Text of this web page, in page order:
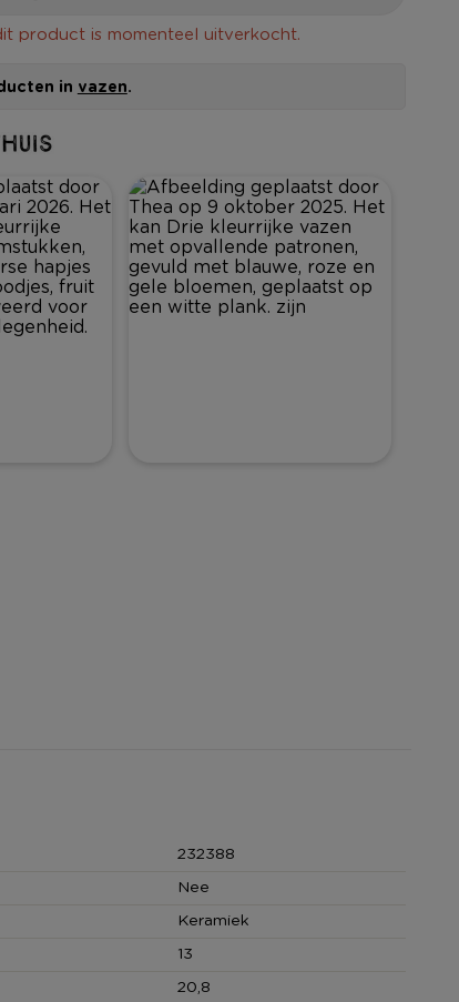
product is momenteel uitverkocht.
in vazen.
232388
Nee
Keramiek
13
20,8